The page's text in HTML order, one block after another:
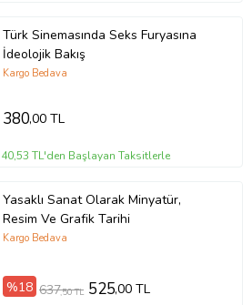
Türk Sinemasında Seks Furyasına
İdeolojik Bakış
Kargo Bedava
380,00 TL
40,53 TL'den Başlayan Taksitlerle
Yasaklı Sanat Olarak Minyatür,
Resim Ve Grafik Tarihi
Kargo Bedava
%18 637,50 TL 525,00 TL